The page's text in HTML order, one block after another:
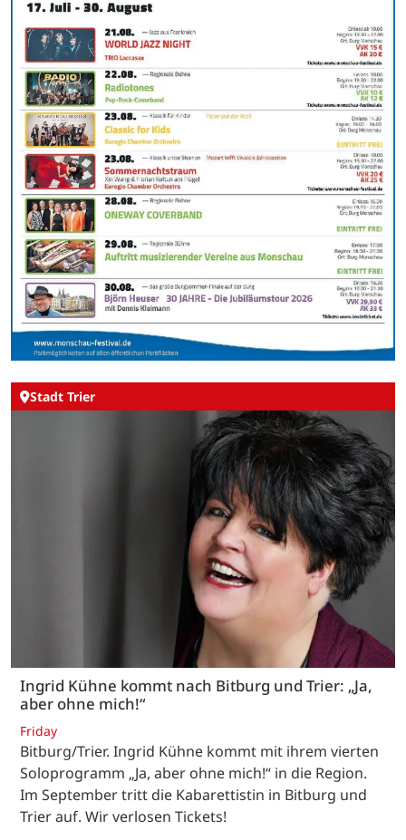
Stadt Trier
Ingrid Kühne kommt nach Bitburg und Trier: „Ja,
aber ohne mich!“
Friday
Bitburg/Trier. Ingrid Kühne kommt mit ihrem vierten
Soloprogramm „Ja, aber ohne mich!“ in die Region.
Im September tritt die Kabarettistin in Bitburg und
Trier auf. Wir verlosen Tickets!